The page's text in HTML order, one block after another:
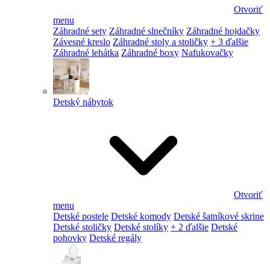
Otvoriť
menu
Záhradné sety Záhradné slnečníky Záhradné hojdačky
Závesné kreslo Záhradné stoly a stoličky + 3 ďalšie
Záhradné lehátka Záhradné boxy Nafukovačky
Detský nábytok
Otvoriť
menu
Detské postele Detské komody Detské šatníkové skrine
Detské stoličky Detské stolíky + 2 ďalšie Detské
pohovky Detské regály